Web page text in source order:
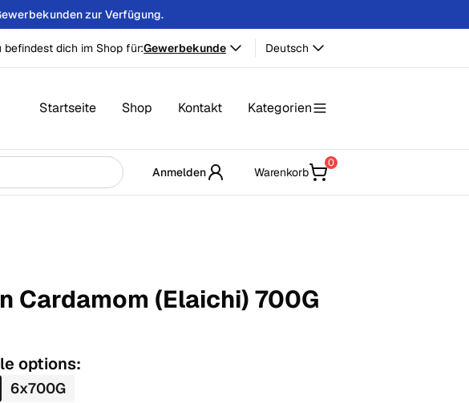
zur Verfügung.
befindest dich im Shop für:Gewerbekunde Deutsch
Startseite Shop Kontakt Kategorien
Anmelden Warenkorb
0
Cardamom (Elaichi) 700G
options:
6x700G